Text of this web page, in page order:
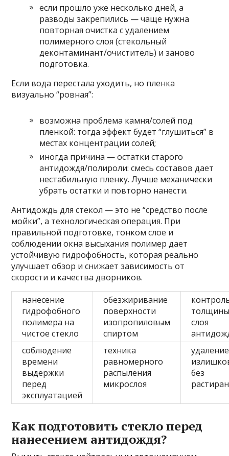
если прошло уже несколько дней, а
разводы закрепились — чаще нужна
повторная очистка с удалением
полимерного слоя (стекольный
деконтаминант/очиститель) и заново
подготовка.
Если вода перестала уходить, но пленка
визуально “ровная”:
возможна проблема камня/солей под
пленкой: тогда эффект будет “глушиться” в
местах концентрации солей;
иногда причина — остатки старого
антидождя/полироли: смесь составов дает
нестабильную пленку. Лучше механически
убрать остатки и повторно нанести.
Антидождь для стекол — это не “средство после
мойки”, а технологическая операция. При
правильной подготовке, тонком слое и
соблюдении окна высыхания полимер дает
устойчивую гидрофобность, которая реально
улучшает обзор и снижает зависимость от
скорости и качества дворников.
нанесение
гидрофобного
полимера на
чистое стекло
обезжиривание
поверхности
изопропиловым
спиртом
слоя
соблюдение
времени
выдержки
перед
эксплуатацией
техника
равномерного
распыления
микрослоя
удаление
без
Как подготовить стекло перед
нанесением антидождя?